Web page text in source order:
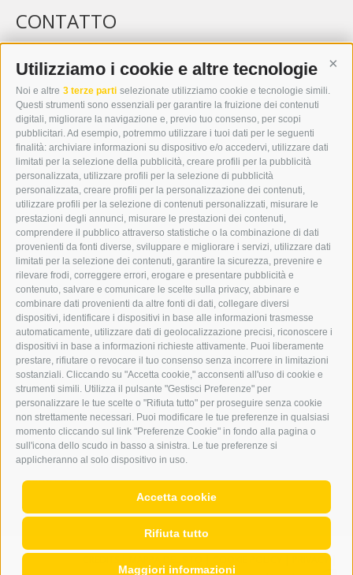
Utilizziamo i cookie e altre tecnologie
Noi e altre 3 terze parti selezionate utilizziamo cookie e tecnologie simili.
Questi strumenti sono essenziali per garantire la fruizione dei contenuti
digitali, migliorare la navigazione e, previo tuo consenso, per scopi
pubblicitari. Ad esempio, potremmo utilizzare i tuoi dati per le seguenti
finalità: archiviare informazioni su dispositivo e/o accedervi, utilizzare dati
limitati per la selezione della pubblicità, creare profili per la pubblicità
personalizzata, utilizzare profili per la selezione di pubblicità
personalizzata, creare profili per la personalizzazione dei contenuti,
utilizzare profili per la selezione di contenuti personalizzati, misurare le
prestazioni degli annunci, misurare le prestazioni dei contenuti,
comprendere il pubblico attraverso statistiche o la combinazione di dati
provenienti da fonti diverse, sviluppare e migliorare i servizi, utilizzare dati
limitati per la selezione dei contenuti, garantire la sicurezza, prevenire e
rilevare frodi, correggere errori, erogare e presentare pubblicità e
contenuto, salvare e comunicare le scelte sulla privacy, abbinare e
combinare dati provenienti da altre fonti di dati, collegare diversi
dispositivi, identificare i dispositivi in base alle informazioni trasmesse
automaticamente, utilizzare dati di geolocalizzazione precisi, riconoscere i
dispositivi in base a informazioni richieste attivamente. Puoi liberamente
prestare, rifiutare o revocare il tuo consenso senza incorrere in limitazioni
sostanziali. Cliccando su "Accetta cookie," acconsenti all'uso di cookie e
strumenti simili. Utilizza il pulsante "Gestisci Preferenze" per
personalizzare le tue scelte o "Rifiuta tutto" per proseguire senza cookie
non strettamente necessari. Puoi modificare le tue preferenze in qualsiasi
momento cliccando sul link "Preferenze Cookie" in fondo alla pagina o
sull'icona dello scudo in basso a sinistra. Le tue preferenze si
applicheranno al solo dispositivo in uso.
Accetta cookie
Rifiuta tutto
Maggiori informazioni
CONTATTO
WIPP-MEDIA GMBH
DER ERKER
I-39049 VIPITENO
TEL.: +39 0472 766876
GRAFIK@DERERKER.IT
INFO@DERERKER.IT
BARBARA.FONTANA@DERERKER.IT
ERKER
PUBBLICITÀ NELL’ERKER
PUBBLICITÀ ONLINE
ADDEBITO DIRETTO SEPA
REGOLAMENTO COMMENTI
ONLINE VOTING
SERVICE
EVENTI
ANNUNCI
LINK UTILI
METEO
WEBCAM
VIDEO
NECROLOGI
|